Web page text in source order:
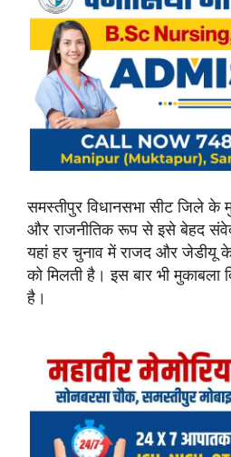
समस्तीपुर विधानसभा सीट जिले के
और राजनीतिक रूप से इसे बेहद
यहां हर चुनाव में राजद और जेडीयू
को मिलती है। इस बार भी मुकाबला
है।